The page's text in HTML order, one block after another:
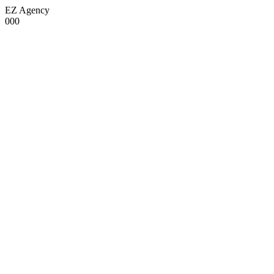
EZ Agency
000